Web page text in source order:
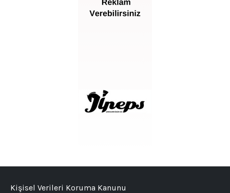
Kişisel Verileri Koruma Kanunu